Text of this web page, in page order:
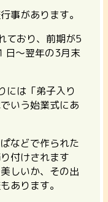
事があります。
ており、前期が5
日～翌年の3月末
には「弟子入り
いう始業式にあ
などで作られた
付けされます
しいか、その出
あります。